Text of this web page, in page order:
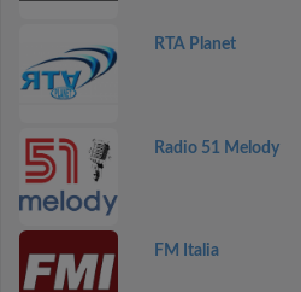
RTA Planet
Radio 51 Melody
FM Italia